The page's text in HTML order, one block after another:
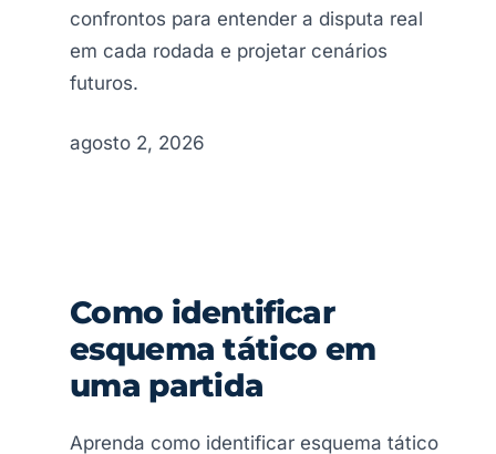
confrontos para entender a disputa real
em cada rodada e projetar cenários
futuros.
agosto 2, 2026
Como identificar
esquema tático em
uma partida
Aprenda como identificar esquema tático